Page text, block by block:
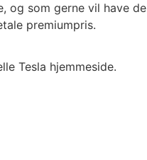
og som gerne vil have de
premiumpris.
Tesla hjemmeside.